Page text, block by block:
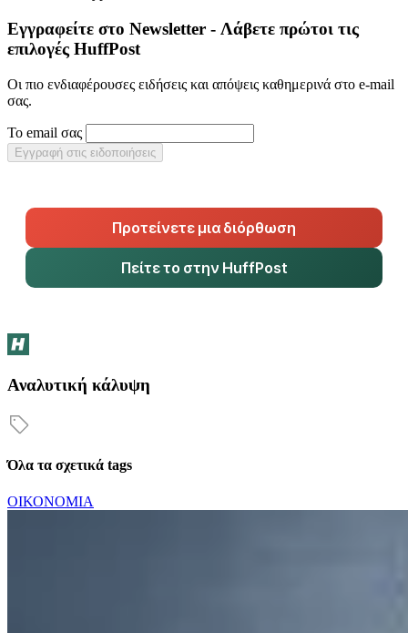
Εγγραφείτε στο Newsletter - Λάβετε πρώτοι τις
επιλογές HuffPost
Οι πιο ενδιαφέρουσες ειδήσεις και απόψεις καθημερινά στο e-mail
σας.
Το email σας
Εγγραφή στις ειδοποιήσεις
Προτείνετε μια διόρθωση
Πείτε το στην HuffPost
Αναλυτική κάλυψη
Όλα τα σχετικά tags
ΟΙΚΟΝΟΜΙΑ